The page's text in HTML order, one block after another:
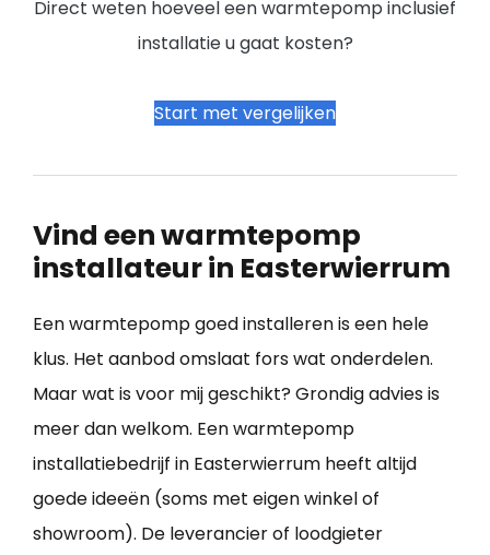
Direct weten hoeveel een warmtepomp inclusief
installatie u gaat kosten?
Start met vergelijken
Vind een warmtepomp
installateur in Easterwierrum
Een warmtepomp goed installeren is een hele
klus. Het aanbod omslaat fors wat onderdelen.
Maar wat is voor mij geschikt? Grondig advies is
meer dan welkom. Een warmtepomp
installatiebedrijf in Easterwierrum heeft altijd
goede ideeën (soms met eigen winkel of
showroom). De leverancier of loodgieter